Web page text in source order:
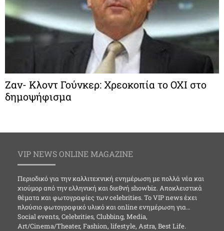
Ζαν- Κλοντ Γούνκερ: Χρεοκοπία το OXI στο
δημοψήφισμα
VIP NEWS ONLINE MAGAZINE
Περιοδικό για την καλλιτεχνική ενημέρωση με πολλά νέα και
χιούμορ από την ελληνική και διεθνή showbiz. Αποκλειστικά
θέματα και φωτογραφίες των celebrities. Το VIP news έχει
πλούσιο φωτογραφικό υλικό και online ενημέρωση για…
Social events, Celebrities, Clubbing, Media,
Art/Cinema/Theater, Fashion, lifestyle, Astra, Best Life.